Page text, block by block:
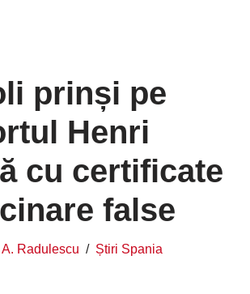
prinși pe
Henri
cu certificate
false
A. Radulescu Știri Spania